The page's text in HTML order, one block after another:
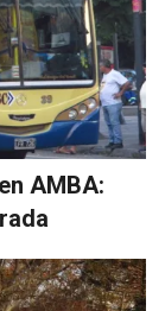
AMBA: